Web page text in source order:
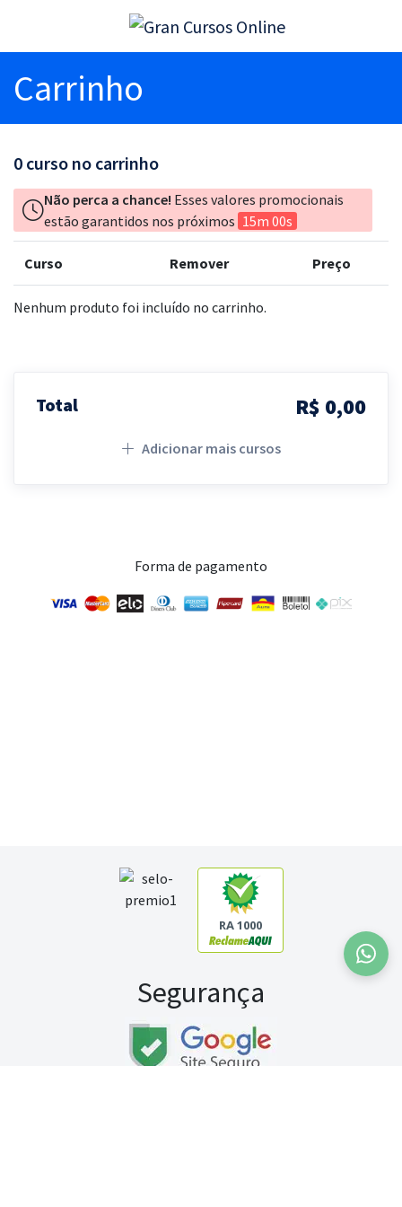
Carrinho
0 curso no carrinho
Não perca a chance! Esses valores promocionais
estão garantidos nos próximos 15m 00s
Curso Remover Preço
Nenhum produto foi incluído no carrinho.
Total R$ 0,00
Adicionar mais cursos
Forma de pagamento
RA 1000
Segurança